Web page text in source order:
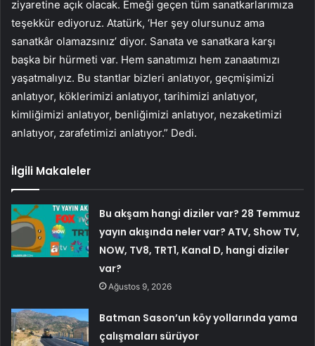
ziyaretine açık olacak. Emeği geçen tüm sanatkarlarımıza
teşekkür ediyoruz. Atatürk, ‘Her şey olursunuz ama
sanatkâr olamazsınız’ diyor. Sanata ve sanatkara karşı
başka bir hürmeti var. Hem sanatımızı hem zanaatımızı
yaşatmalıyız. Bu stantlar bizleri anlatıyor, geçmişimizi
anlatıyor, köklerimizi anlatıyor, tarihimizi anlatıyor,
kimliğimizi anlatıyor, benliğimizi anlatıyor, nezaketimizi
anlatıyor, zarafetimizi anlatıyor.” Dedi.
İlgili Makaleler
Bu akşam hangi diziler var? 28 Temmuz
yayın akışında neler var? ATV, Show TV,
NOW, TV8, TRT1, Kanal D, hangi diziler
var?
Ağustos 9, 2026
Batman Sason’un köy yollarında yama
çalışmaları sürüyor